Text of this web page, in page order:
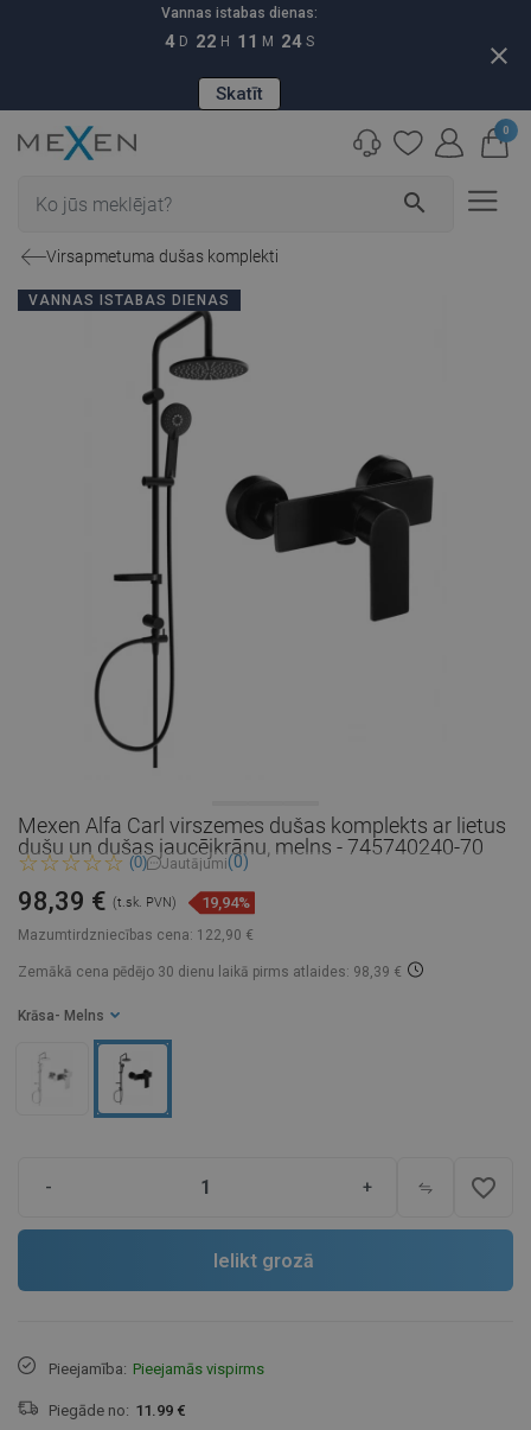
Vannas istabas dienas:
4 D 22 H 11 M 23 S
Skatīt
close
search
0
Virsapmetuma dušas komplekti
VANNAS ISTABAS DIENAS
Mexen Alfa Carl virszemes dušas komplekts ar lietus
dušu un dušas jaucējkrānu, melns - 745740240-70
(0) Jautājumi(0)
Mazumtirdzniecības cena: 122,90 €
98,39 € (t.sk. PVN) 19,94%
Zemākā cena pēdējo 30 dienu laikā pirms atlaides: 98,39 €
Krāsa - Melns
- + favorite_border
Ielikt grozā
Pieejamība: Pieejamās vispirms
Piegāde no: 11.99 €